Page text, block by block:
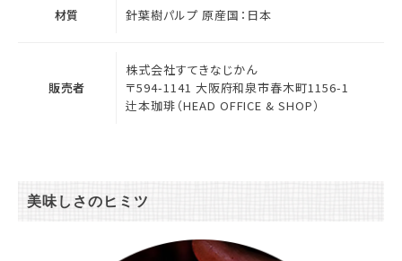
材質 針葉樹パルプ 原産国：日本
販売者
株式会社すてきなじかん
〒594-1141 大阪府和泉市春木町1156-1
辻本珈琲（HEAD OFFICE & SHOP）
美味しさのヒミツ